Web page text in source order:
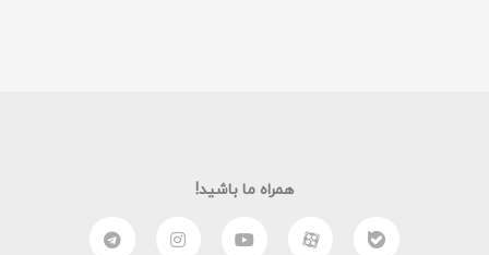
همراه ما باشید!